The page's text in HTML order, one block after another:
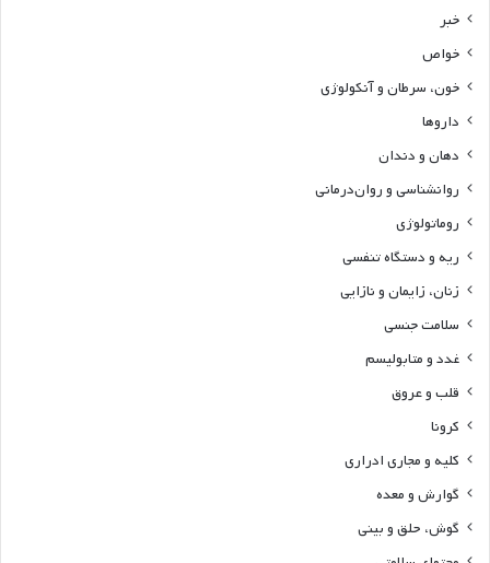
خبر
خواص
خون، سرطان و آنکولوژی
داروها
دهان و دندان
روانشناسی و روان‌درمانی
روماتولوژی
ریه و دستگاه تنفسی
زنان، زایمان و نازایی
سلامت جنسی
غدد و متابولیسم
قلب و عروق
کرونا
کلیه و مجاری ادراری
گوارش و معده
گوش، حلق و بینی